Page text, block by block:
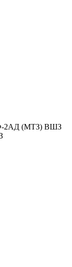
2АД (МТЗ) ВШЗ